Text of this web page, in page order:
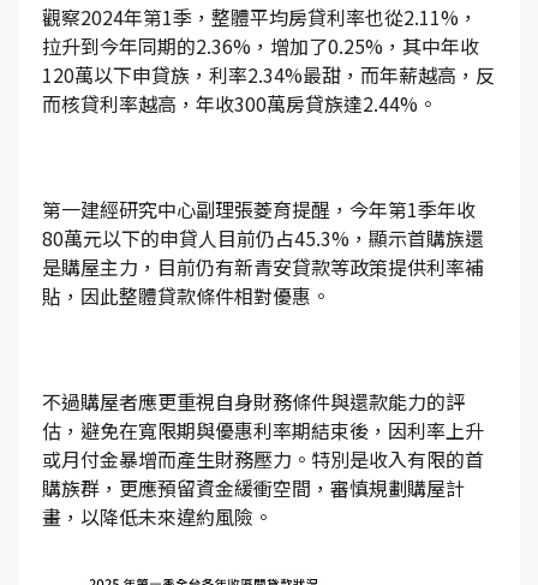
觀察2024年第1季，整體平均房貸利率也從2.11%，
拉升到今年同期的2.36%，增加了0.25%，其中年收
120萬以下申貸族，利率2.34%最甜，而年薪越高，反
而核貸利率越高，年收300萬房貸族達2.44%。
第一建經研究中心副理張菱育提醒，今年第1季年收
80萬元以下的申貸人目前仍占45.3%，顯示首購族還
是購屋主力，目前仍有新青安貸款等政策提供利率補
貼，因此整體貸款條件相對優惠。
不過購屋者應更重視自身財務條件與還款能力的評
估，避免在寬限期與優惠利率期結束後，因利率上升
或月付金暴增而產生財務壓力。特別是收入有限的首
購族群，更應預留資金緩衝空間，審慎規劃購屋計
畫，以降低未來違約風險。